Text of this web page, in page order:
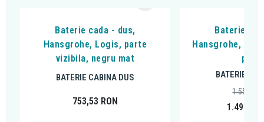
Baterie cada - dus,
Hansgrohe, Logis, parte
vizibila, negru mat
BATERIE CABINA DUS
753,53 RON
Baterie
Hansgrohe,
BATERIE
1.498,95
1.556,14